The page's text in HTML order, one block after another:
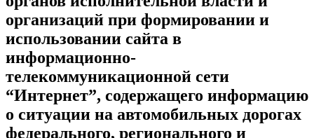
организаций при формировании и
использовании сайта в
информационно-
телекоммуникационной сети
“Интернет”, содержащего информацию
о ситуации на автомобильных дорогах
федерального, регионального и